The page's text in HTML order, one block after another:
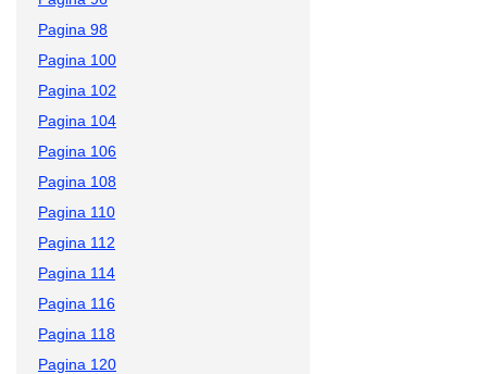
Pagina 98
Pagina 100
Pagina 102
Pagina 104
Pagina 106
Pagina 108
Pagina 110
Pagina 112
Pagina 114
Pagina 116
Pagina 118
Pagina 120